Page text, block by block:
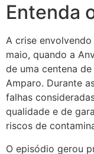
Entenda
A crise
maio, quando a
de uma centena
Amparo. Durante
falhas
qualidade e de
riscos de
O episódio gerou